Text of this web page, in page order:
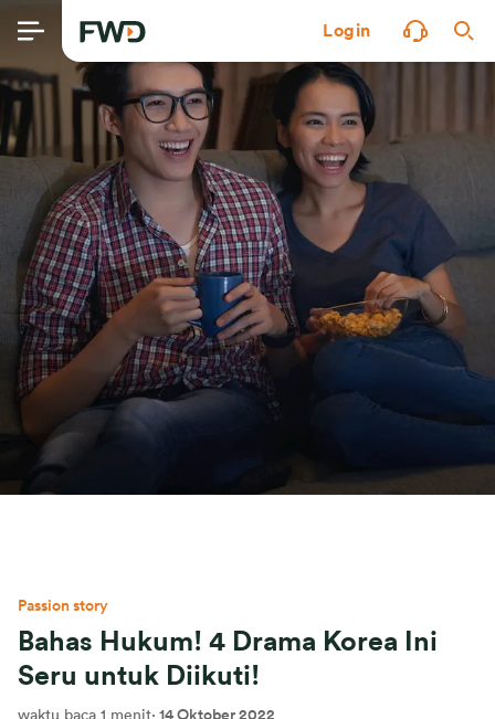
Login
Passion story
Bahas Hukum! 4 Drama Korea Ini
Seru untuk Diikuti!
waktu baca 1 menit· 14 Oktober 2022